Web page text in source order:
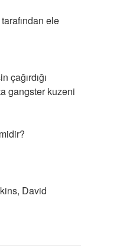
ele
çağırdığı
gangster kuzeni
David